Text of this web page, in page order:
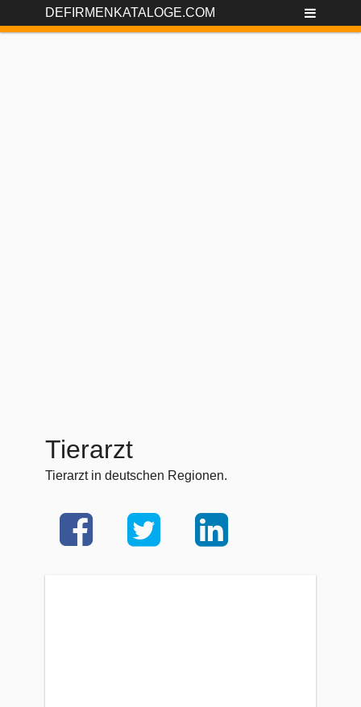
DEFIRMENKATALOGE.COM
Tierarzt
Tierarzt in deutschen Regionen.